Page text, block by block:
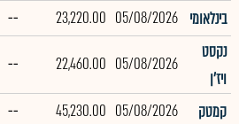
בינלאומי 05/08/2026
23,220.00
--
נקסט
ויז'ן
05/08/2026
22,460.00
--
קמטק 05/08/2026
45,230.00
--